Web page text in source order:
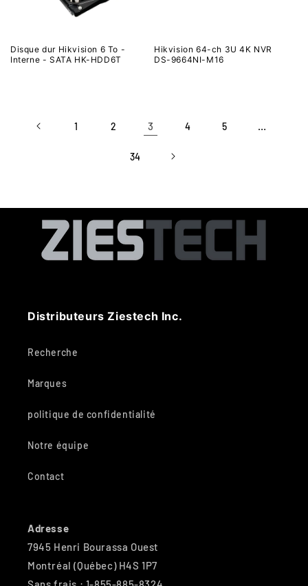
Disque dur Hikvision 6 To -
Interne - SATA HK-HDD6T
Hikvision 64-ch 3U 4K NVR
DS-9664NI-M16
1 2 3 4 5
34
Distributeurs Ziestech Inc.
Recherche
Marques
politique de confidentialité
Notre équipe
Contact
Adresse
7945 Henri Bourassa Ouest
Montréal (Québec) H4S 1P7